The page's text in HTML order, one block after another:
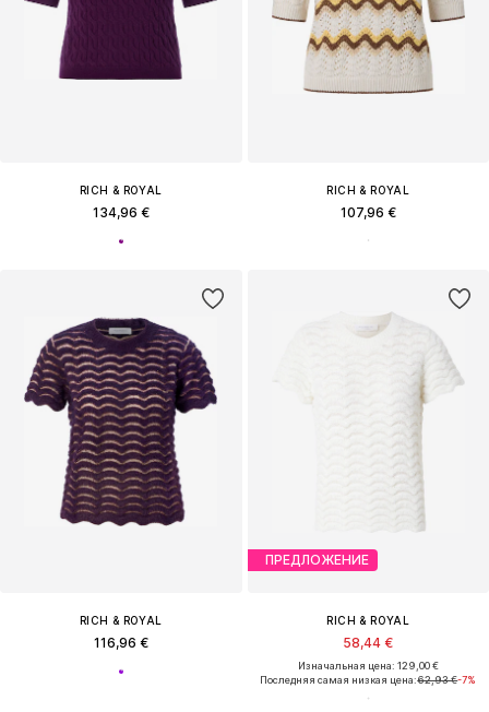
RICH & ROYAL
134,96 €
RICH & ROYAL
107,96 €
RICH & ROYAL
116,96 €
ПРЕДЛОЖЕНИЕ
RICH & ROYAL
58,44 €
Изначальная цена: 129,00 €
Последняя самая низкая цена:62,93 €-7%